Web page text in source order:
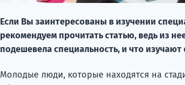
Если Вы заинтересованы в изучении
рекомендуем прочитать статью, ведь из
подешевела специальность, и что изучают
Молодые люди, которые находятся на